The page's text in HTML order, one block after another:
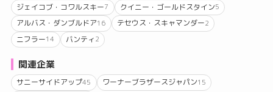
ジェイコブ・コワルスキー7 クイニー・ゴールドスタイン5
アルバス・ダンブルドア16 テセウス・スキャマンダー2
ニフラー14 バンティ2
関連企業
サニーサイドアップ45 ワーナーブラザースジャパン15